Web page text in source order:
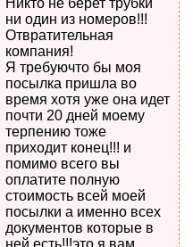
Никто не берет трубки
ни один из номеров!!!
Отвратительная
компания!
Я требуючто бы моя
посылка пришла во
время хотя уже она идет
почти 20 дней моему
терпению тоже
приходит конец!!! и
помимо всего вы
оплатите полную
стоимость всей моей
посылки а именно всех
документов которые в
ней есть!!!это я вам